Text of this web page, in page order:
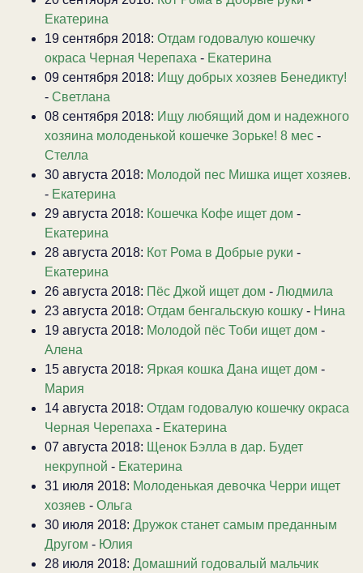
Екатерина
19 сентября 2018: Отдам годовалую кошечку
окраса Черная Черепаха - Екатерина
09 сентября 2018: Ищу добрых хозяев Бенедикту!
- Светлана
08 сентября 2018: Ищу любящий дом и надежного
хозяина молоденькой кошечке Зорьке! 8 мес -
Стелла
30 августа 2018: Молодой пес Мишка ищет хозяев.
- Екатерина
29 августа 2018: Кошечка Кофе ищет дом -
Екатерина
28 августа 2018: Кот Рома в Добрые руки -
Екатерина
26 августа 2018: Пёс Джой ищет дом - Людмила
23 августа 2018: Отдам бенгальскую кошку - Нина
19 августа 2018: Молодой пёс Тоби ищет дом -
Алена
15 августа 2018: Яркая кошка Дана ищет дом -
Мария
14 августа 2018: Отдам годовалую кошечку окраса
Черная Черепаха - Екатерина
07 августа 2018: Щенок Бэлла в дар. Будет
некрупной - Екатерина
31 июля 2018: Молоденькая девочка Черри ищет
хозяев - Ольга
30 июля 2018: Дружок станет самым преданным
Другом - Юлия
28 июля 2018: Домашний годовалый мальчик